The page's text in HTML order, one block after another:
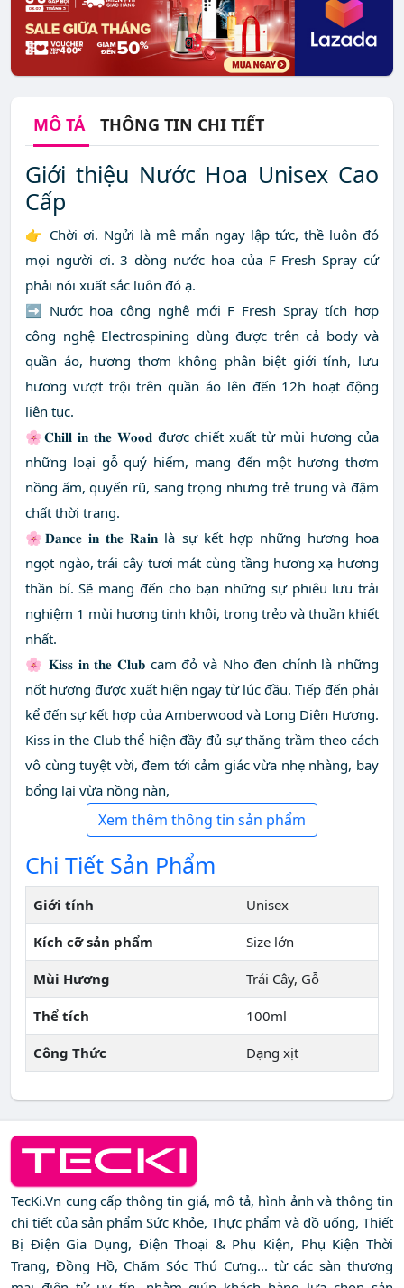
MÔ TẢ THÔNG TIN CHI TIẾT
Giới thiệu Nước Hoa Unisex Cao
Cấp
👉 Chời ơi. Ngửi là mê mẩn ngay lập tức, thề luôn đó
mọi người ơi. 3 dòng nước hoa của F Fresh Spray cứ
phải nói xuất sắc luôn đó ạ.
➡️ Nước hoa công nghệ mới F Fresh Spray tích hợp
công nghệ Electrospining dùng được trên cả body và
quần áo, hương thơm không phân biệt giới tính, lưu
hương vượt trội trên quần áo lên đến 12h hoạt động
liên tục.
🌸𝐂𝐡𝐢𝐥𝐥 𝐢𝐧 𝐭𝐡𝐞 𝐖𝐨𝐨𝐝 được chiết xuất từ mùi hương của
những loại gỗ quý hiếm, mang đến một hương thơm
nồng ấm, quyến rũ, sang trọng nhưng trẻ trung và đậm
chất thời trang.
🌸𝐃𝐚𝐧𝐜𝐞 𝐢𝐧 𝐭𝐡𝐞 𝐑𝐚𝐢𝐧 là sự kết hợp những hương hoa
ngọt ngào, trái cây tươi mát cùng tầng hương xạ hương
thần bí. Sẽ mang đến cho bạn những sự phiêu lưu trải
nghiệm 1 mùi hương tinh khôi, trong trẻo và thuần khiết
nhất.
🌸 𝐊𝐢𝐬𝐬 𝐢𝐧 𝐭𝐡𝐞 𝐂𝐥𝐮𝐛 cam đỏ và Nho đen chính là những
nốt hương được xuất hiện ngay từ lúc đầu. Tiếp đến phải
kể đến sự kết hợp của Amberwood và Long Diên Hương.
Kiss in the Club thể hiện đầy đủ sự thăng trầm theo cách
vô cùng tuyệt vời, đem tới cảm giác vừa nhẹ nhàng, bay
bổng lại vừa nồng nàn,
Xem thêm thông tin sản phẩm
Chi Tiết Sản Phẩm
Giới tính Unisex
Kích cỡ sản phẩm Size lớn
Mùi Hương Trái Cây, Gỗ
Thể tích 100ml
Công Thức Dạng xịt
TecKi.Vn cung cấp thông tin giá, mô tả, hình ảnh và thông tin
chi tiết của sản phẩm Sức Khỏe, Thực phẩm và đồ uống, Thiết
Bị Điện Gia Dụng, Điện Thoại & Phụ Kiện, Phụ Kiện Thời
Trang, Đồng Hồ, Chăm Sóc Thú Cưng... từ các sàn thương